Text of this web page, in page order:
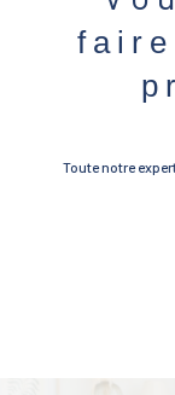
Toute notre